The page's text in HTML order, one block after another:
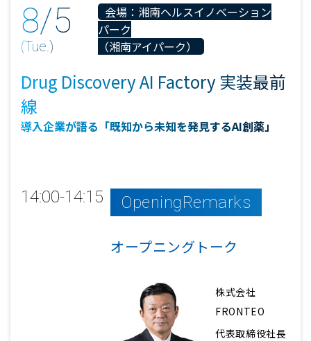
8/5
(Tue.)
会場：湘南ヘルスイノベーション
パーク
（湘南アイパーク）
Drug Discovery AI Factory 実装最前
線
導入企業が語る「既知から未知を発見するAI創薬」
14:00-14:15 OpeningRemarks
オープニングトーク
株式会社
FRONTEO
代表取締役社長
00/00(Mon.)
会場：
導入企業が語る「既知から未知を発見するAI創薬」
イベント概要
00/00(Mon.)
会場：
導入企業が語る「既知から未知を発見するAI創薬」
イベント概要